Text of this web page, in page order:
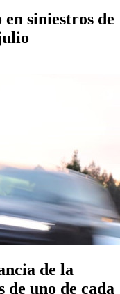
siniestros de
de la
de uno de cada